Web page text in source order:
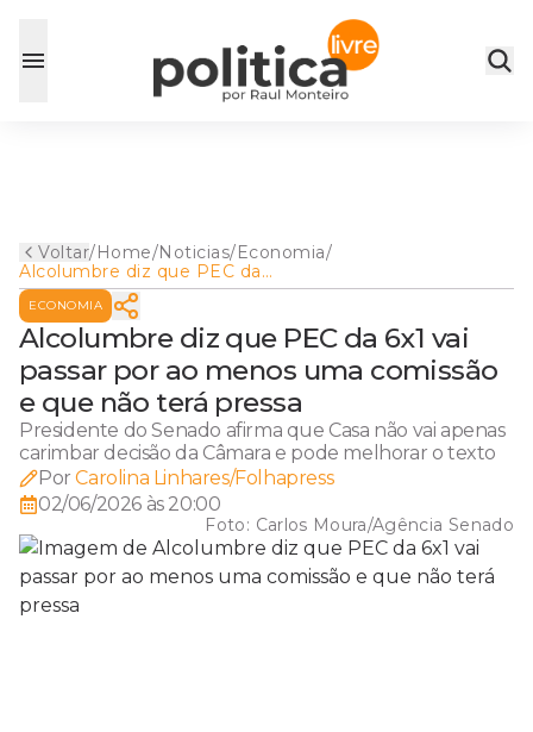
Voltar/Home/Noticias/Economia/
Alcolumbre diz que PEC da
6x1 vai passar por ao menos
uma comissão e que não
terá pressa
ECONOMIA
Alcolumbre diz que PEC da 6x1 vai
passar por ao menos uma comissão
e que não terá pressa
Presidente do Senado afirma que Casa não vai apenas
carimbar decisão da Câmara e pode melhorar o texto
Por Carolina Linhares/Folhapress
02/06/2026 às 20:00
Foto: Carlos Moura/Agência Senado